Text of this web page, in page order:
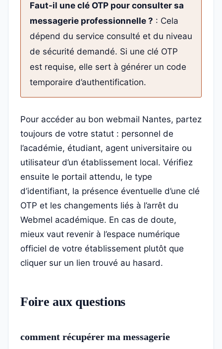
Faut-il une clé OTP pour consulter sa
messagerie professionnelle ? : Cela
dépend du service consulté et du niveau
de sécurité demandé. Si une clé OTP
est requise, elle sert à générer un code
temporaire d’authentification.
Pour accéder au bon webmail Nantes, partez
toujours de votre statut : personnel de
l’académie, étudiant, agent universitaire ou
utilisateur d’un établissement local. Vérifiez
ensuite le portail attendu, le type
d’identifiant, la présence éventuelle d’une clé
OTP et les changements liés à l’arrêt du
Webmel académique. En cas de doute,
mieux vaut revenir à l’espace numérique
officiel de votre établissement plutôt que
cliquer sur un lien trouvé au hasard.
Foire aux questions
comment récupérer ma messagerie